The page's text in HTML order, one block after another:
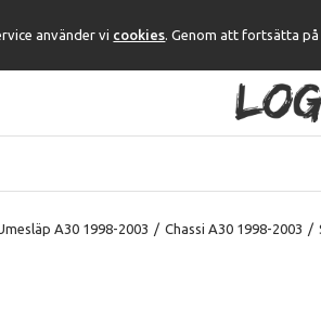
använder vi cookies. Genom att fortsätta
A30 1998-2003 / Chassi A30 1998-2003 /